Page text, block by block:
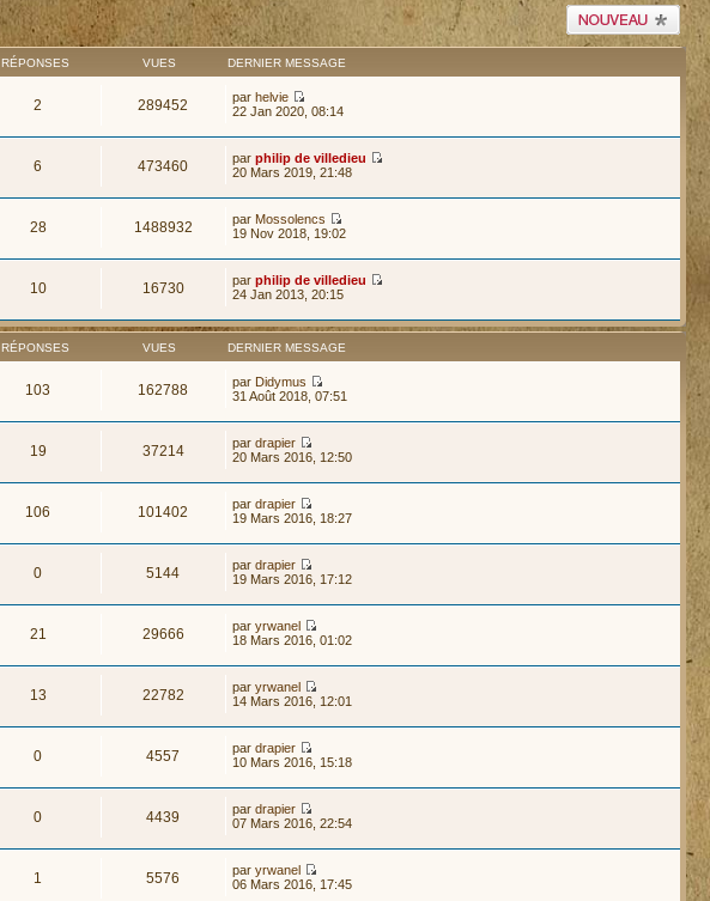
Publier un nouveau
sujet
RÉPONSES VUES DERNIER MESSAGE
2 289452 parhelvie
22 Jan 2020, 08:14
6 473460 parphilip de villedieu
20 Mars 2019, 21:48
28 1488932 par Mossolencs
19 Nov 2018, 19:02
10 16730 parphilip de villedieu
24 Jan 2013, 20:15
RÉPONSES VUES DERNIER MESSAGE
103 162788 par Didymus
31 Août 2018, 07:51
19 37214 pardrapier
20 Mars 2016, 12:50
106 101402 pardrapier
19 Mars 2016, 18:27
0 5144 pardrapier
19 Mars 2016, 17:12
21 29666 paryrwanel
18 Mars 2016, 01:02
13 22782 paryrwanel
14 Mars 2016, 12:01
0 4557 pardrapier
10 Mars 2016, 15:18
0 4439 pardrapier
07 Mars 2016, 22:54
1 5576 paryrwanel
06 Mars 2016, 17:45